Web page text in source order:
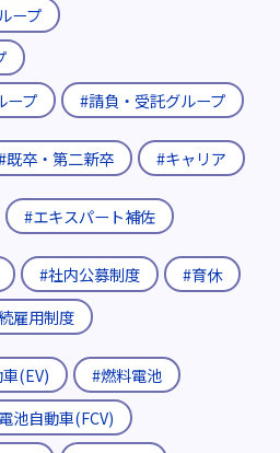
ープ
ープ
#請負・受託グループ
既卒・第二新卒 #キャリア
#エキスパート補佐
#社内公募制度
#育休
雇用制度
(EV)
#燃料電池
池自動車(FCV)